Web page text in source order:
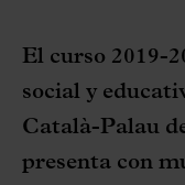
El curso 2019-
social y
Català-Palau
presenta con